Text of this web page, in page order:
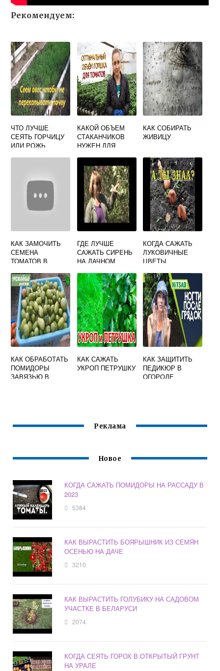
Рекомендуем:
ЧТО ЛУЧШЕ
СЕЯТЬ ГОРЧИЦУ
ИЛИ РОЖЬ
КАКОЙ ОБЪЕМ
СТАКАНЧИКОВ
НУЖЕН ДЛЯ
КАК СОБИРАТЬ
ЖИВИЦУ
КАК ЗАМОЧИТЬ
СЕМЕНА
ТОМАТОВ В
ВОДОРОДА
ПЕРЕД
ПОСАДКОЙ НА
РАССАДУ
ГДЕ ЛУЧШЕ
САЖАТЬ СИРЕНЬ
НА ДАЧНОМ
КОГДА САЖАТЬ
ЛУКОВИЧНЫЕ
ЦВЕТЫ
КАК ОБРАБОТАТЬ
ПОМИДОРЫ
ЗАВЯЗЬЮ В
КАК САЖАТЬ
УКРОП ПЕТРУШКУ
КАК ЗАЩИТИТЬ
ПЕДИКЮР В
ОГОРОДЕ
Реклама
Новое
КОГДА САЖАТЬ ПОМИДОРЫ НА РАССАДУ В
2023
5384
КАК ВЫРАСТИТЬ БОЯРЫШНИК ИЗ СЕМЯН
ОСЕНЬЮ НА ДАЧЕ
3210
КАК ВЫРАСТИТЬ ГОЛУБИКУ НА САДОВОМ
УЧАСТКЕ В БЕЛАРУСИ
2074
КОГДА СЕЯТЬ ГОРОХ В ОТКРЫТЫЙ ГРУНТ
НА УРАЛЕ